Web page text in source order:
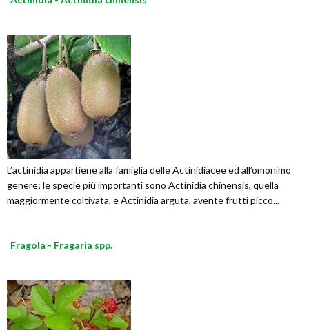
L’actinidia appartiene alla famiglia delle Actinidiacee ed all’omonimo
genere; le specie più importanti sono Actinidia chinensis, quella
maggiormente coltivata, e Actinidia arguta, avente frutti picco...
Fragola - Fragaria spp.